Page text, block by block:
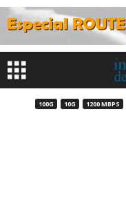
100G 10G 1200 MBPS